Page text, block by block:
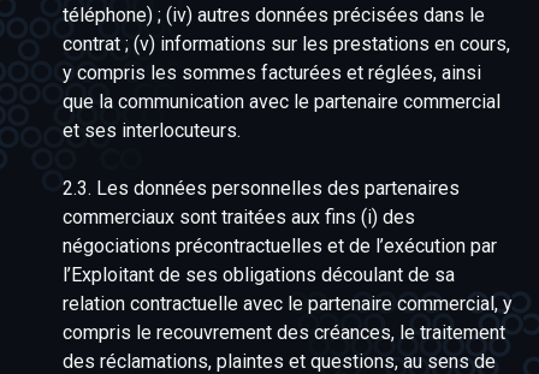
téléphone) ; (iv) autres données précisées dans le
contrat ; (v) informations sur les prestations en cours,
y compris les sommes facturées et réglées, ainsi
que la communication avec le partenaire commercial
et ses interlocuteurs.
2.3. Les données personnelles des partenaires
commerciaux sont traitées aux fins (i) des
négociations précontractuelles et de l’exécution par
l’Exploitant de ses obligations découlant de sa
relation contractuelle avec le partenaire commercial, y
compris le recouvrement des créances, le traitement
des réclamations, plaintes et questions, au sens de